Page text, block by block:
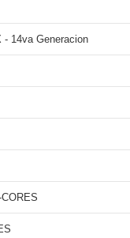
- 14va Generacion